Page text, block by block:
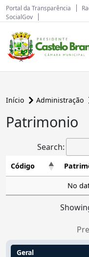
Portal da Transparência
SocialGov
Início Administração
Patrimonio
Search:
Código
No
Geral